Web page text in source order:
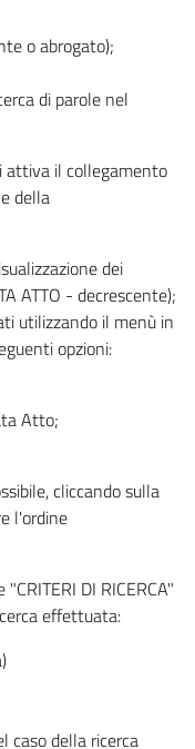
o abrogato);
di parole nel
attiva il collegamento
della
dei
ATTO - decrescente);
utilizzando il menù in
opzioni:
Atto;
cliccando sulla
l'ordine
DI RICERCA"
effettuata:
caso della ricerca